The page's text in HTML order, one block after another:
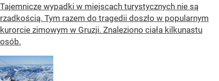
Tajemnicze wypadki w miejscach turystycznych nie są
rzadkością. Tym razem do tragedii doszło w popularnym
kurorcie zimowym w Gruzji. Znaleziono ciała kilkunastu
osób.